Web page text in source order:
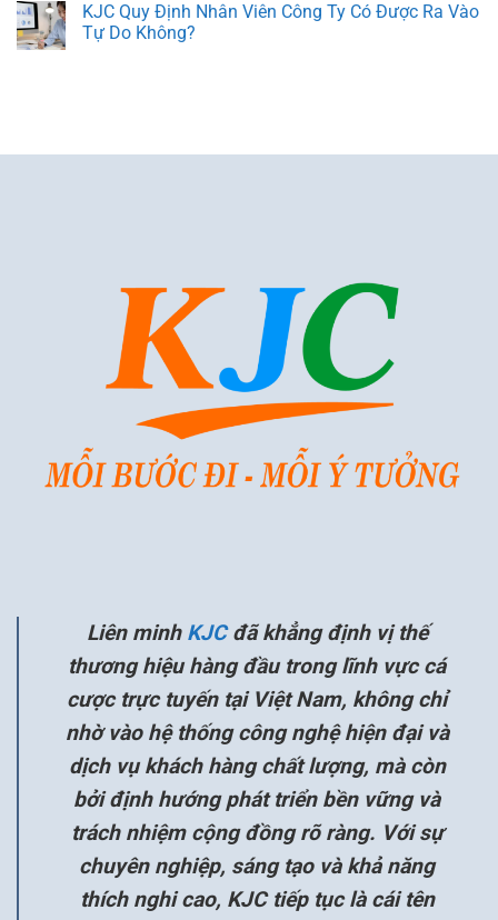
KJC Quy Định Nhân Viên Công Ty Có Được Ra Vào
Tự Do Không?
Liên minhKJCđã khẳng định vị thế
thương hiệu hàng đầu trong lĩnh vực cá
cược trực tuyến tại Việt Nam, không chỉ
nhờ vào hệ thống công nghệ hiện đại và
dịch vụ khách hàng chất lượng, mà còn
bởi định hướng phát triển bền vững và
trách nhiệm cộng đồng rõ ràng. Với sự
chuyên nghiệp, sáng tạo và khả năng
thích nghi cao, KJC tiếp tục là cái tên